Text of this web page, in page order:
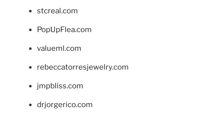
stcreal.com
PopUpFlea.com
valueml.com
rebeccatorresjewelry.com
jmpbliss.com
drjorgerico.com